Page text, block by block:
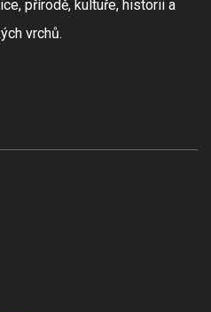
přírodě, kultuře, historii a
vrchů.